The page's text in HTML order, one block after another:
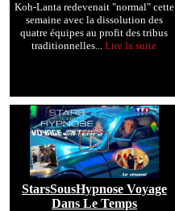
Koh-Lanta redevenait "normal" cette
semaine avec la dissolution des
quatre équipes au profit des tribus
traditionnelles...Lire la suite
StarsSousHypnose Voyage
Dans Le Temps